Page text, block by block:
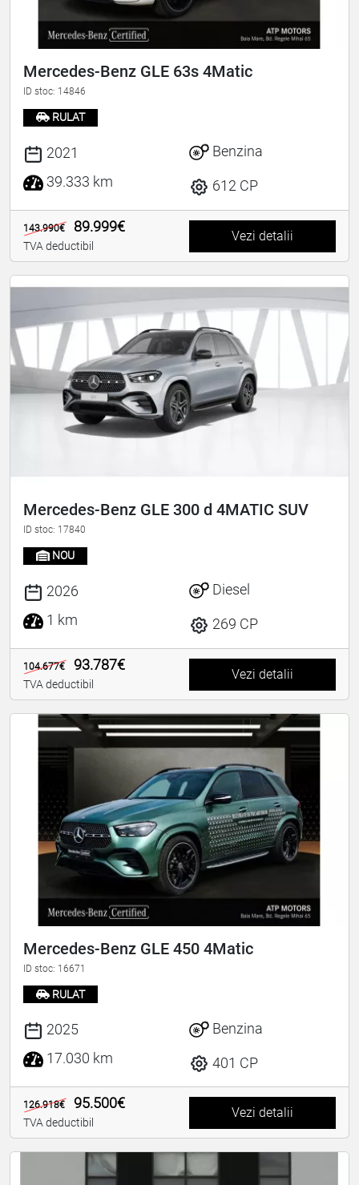
Mercedes-Benz GLE 63s 4Matic
ID stoc: 14846
RULAT
2021
39.333 km
Benzina
612 CP
143.990€ 89.999€
TVA deductibil
Vezi detalii
Mercedes-Benz GLE 300 d 4MATIC SUV
ID stoc: 17840
NOU
2026
1 km
Diesel
269 CP
104.677€ 93.787€
TVA deductibil
Vezi detalii
Mercedes-Benz GLE 450 4Matic
ID stoc: 16671
RULAT
2025
17.030 km
Benzina
401 CP
126.918€ 95.500€
TVA deductibil
Vezi detalii